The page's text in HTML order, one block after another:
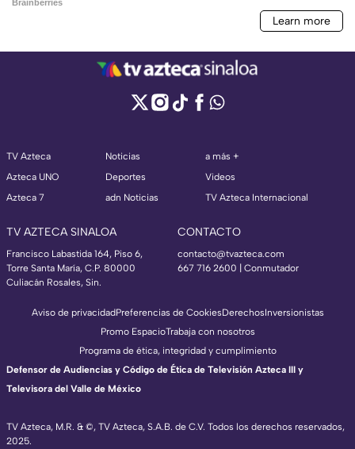
TV Azteca
Azteca UNO
Azteca 7
Noticias
Deportes
adn Noticias
a más +
Videos
TV Azteca Internacional
TV AZTECA SINALOA
Francisco Labastida 164, Piso 6,
Torre Santa María, C.P. 80000
Culiacán Rosales, Sin.
CONTACTO
contacto@tvazteca.com
667 716 2600 | Conmutador
TV Azteca, M.R. & ©, TV Azteca, S.A.B. de C.V. Todos los derechos reservados,
2025.
Aviso de privacidadPreferencias de CookiesDerechosInversionistas
Promo EspacioTrabaja con nosotros
Programa de ética, integridad y cumplimiento
Defensor de Audiencias y Código de Ética de Televisión Azteca III y
Televisora del Valle de México